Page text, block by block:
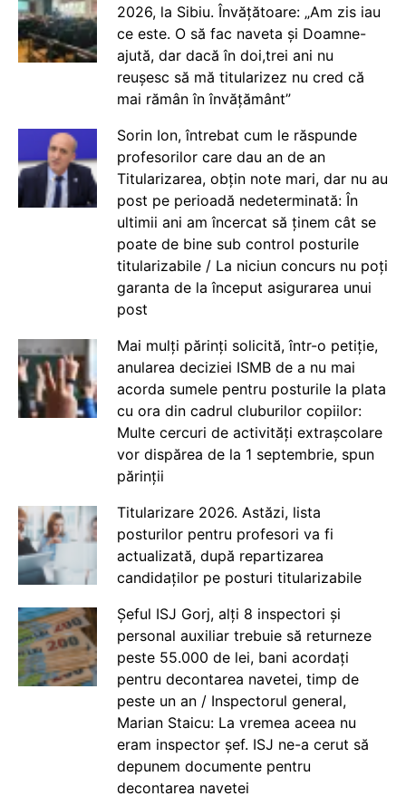
2026, la Sibiu. Învățătoare: „Am zis iau
ce este. O să fac naveta și Doamne-
ajută, dar dacă în doi,trei ani nu
reușesc să mă titularizez nu cred că
mai rămân în învățământ”
Sorin Ion, întrebat cum le răspunde
profesorilor care dau an de an
Titularizarea, obțin note mari, dar nu au
post pe perioadă nedeterminată: În
ultimii ani am încercat să ținem cât se
poate de bine sub control posturile
titularizabile / La niciun concurs nu poți
garanta de la început asigurarea unui
post
Mai mulți părinți solicită, într-o petiție,
anularea deciziei ISMB de a nu mai
acorda sumele pentru posturile la plata
cu ora din cadrul cluburilor copiilor:
Multe cercuri de activități extrașcolare
vor dispărea de la 1 septembrie, spun
părinții
Titularizare 2026. Astăzi, lista
posturilor pentru profesori va fi
actualizată, după repartizarea
candidaților pe posturi titularizabile
Șeful ISJ Gorj, alți 8 inspectori și
personal auxiliar trebuie să returneze
peste 55.000 de lei, bani acordați
pentru decontarea navetei, timp de
peste un an / Inspectorul general,
Marian Staicu: La vremea aceea nu
eram inspector șef. ISJ ne-a cerut să
depunem documente pentru
decontarea navetei